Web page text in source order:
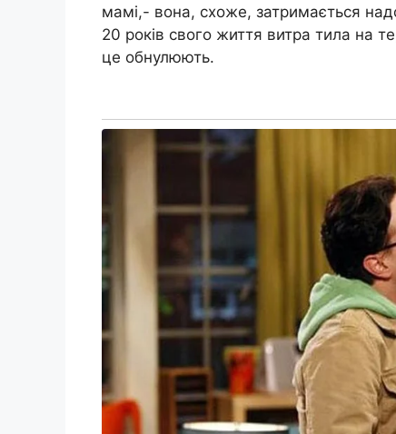
мамі,- вона, схоже, затримається
20 років свого життя витра тила на
це обнулюють.